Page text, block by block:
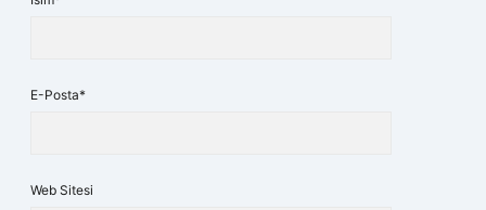
E-Posta*
Web Sitesi